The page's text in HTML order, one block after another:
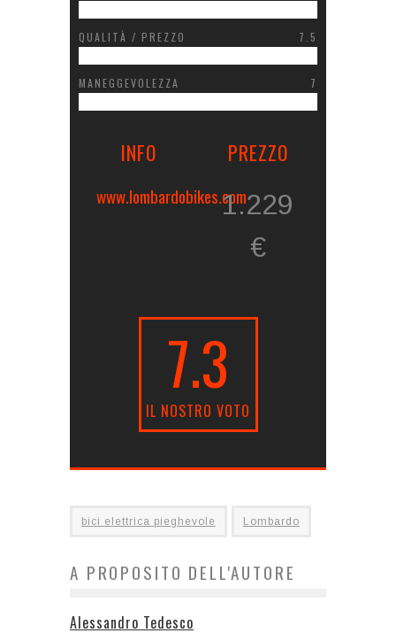
QUALITÀ / PREZZO 7.5
MANEGGEVOLEZZA 7
INFO
www.lombardobikes.com
PREZZO
1.229
€
7.3
IL NOSTRO VOTO
bici elettrica pieghevole Lombardo
A PROPOSITO DELL'AUTORE
Alessandro Tedesco